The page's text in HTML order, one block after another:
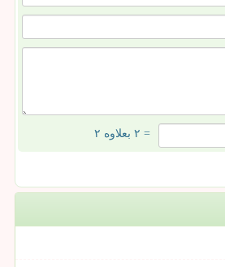
= ۲ بعلاوه ۲